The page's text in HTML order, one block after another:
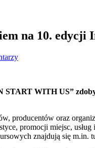
na 10.
WITH US”
producentów oraz
promocji miejsc,
znajdują się